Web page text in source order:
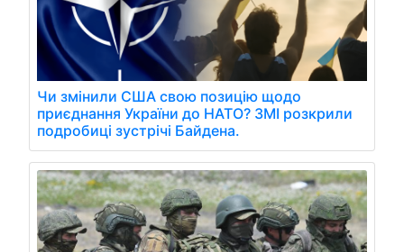
Чи змінили США свою позицію щодо
приєднання України до НАТО? ЗМІ розкрили
подробиці зустрічі Байдена.